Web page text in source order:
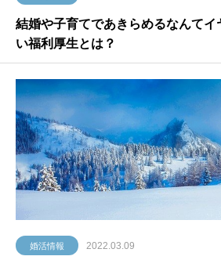
結婚や子育てであきらめるなんてイ
い福利厚生とは？
婚活情報 2022.03.09